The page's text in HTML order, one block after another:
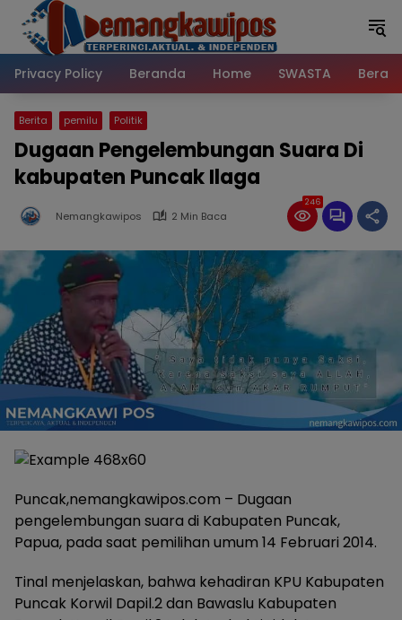
Langsung
konten
Privacy Policy
Beranda Home SWASTA
Berita pemilu Politik
Dugaan Pengelembungan Suara Di
kabupaten Puncak Ilaga
Nemangkawipos 2 Min Baca
246
Puncak,nemangkawipos.com – Dugaan
pengelembungan suara di Kabupaten Puncak,
Papua, pada saat pemilihan umum 14 Februari 2014.
Tinal menjelaskan, bahwa kehadiran KPU Kabupaten
Puncak Korwil Dapil.2 dan Bawaslu Kabupaten